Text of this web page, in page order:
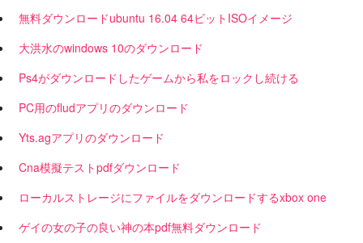
無料ダウンロードubuntu 16.04 64ビットISOイメージ
大洪水のwindows 10のダウンロード
Ps4がダウンロードしたゲームから私をロックし続ける
PC用のfludアプリのダウンロード
Yts.agアプリのダウンロード
Cna模擬テストpdfダウンロード
ローカルストレージにファイルをダウンロードするxbox one
ゲイの女の子の良い神の本pdf無料ダウンロード